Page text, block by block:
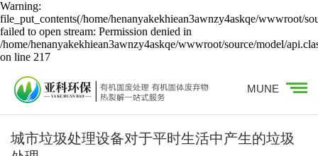
Warning:
file_put_contents(/home/henanyakekhiean3awnzy4askqe/wwwroot/
failed to open stream: Permission denied in
/home/henanyakekhiean3awnzy4askqe/wwwroot/source/model/
on line 217
MUNE
城市垃圾处理设备对于平时生活中产生的垃圾